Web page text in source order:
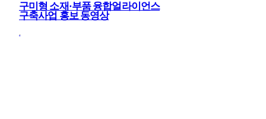
구미형 소재·부품 융합얼라이언스
구축사업 홍보 동영상
.